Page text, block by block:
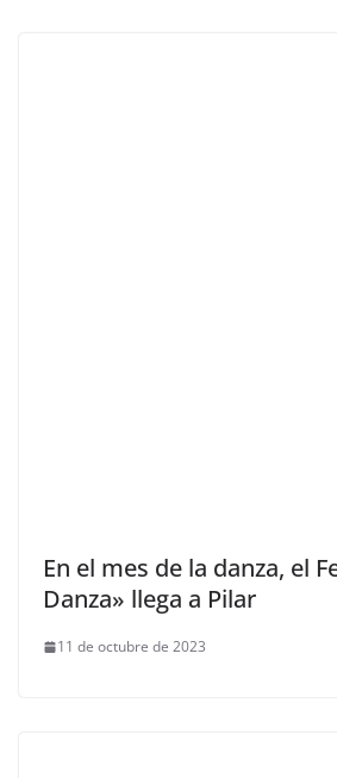
En el mes de la danza, el
Danza» llega a Pilar
11 de octubre de 2023